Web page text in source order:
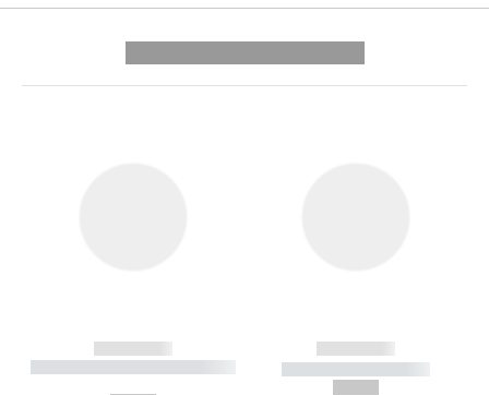
------------
----------- ----------- --------
------------
----------- -----------